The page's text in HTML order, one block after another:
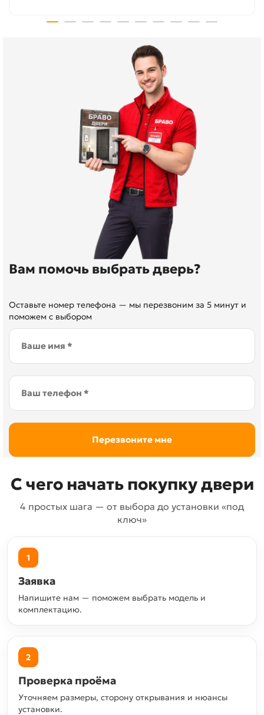
Вам помочь выбрать дверь?
Оставьте номер телефона — мы перезвоним за 5 минут и
поможем с выбором
С чего начать покупку двери
4 простых шага — от выбора до установки «под
ключ»
1
Заявка
Напишите нам — поможем выбрать модель и
комплектацию.
2
Проверка проёма
Уточняем размеры, сторону открывания и нюансы
установки.